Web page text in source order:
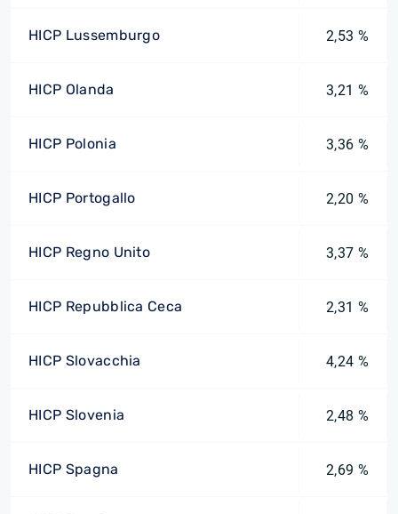
HICP Lussemburgo 2,53 %
HICP Olanda 3,21 %
HICP Polonia 3,36 %
HICP Portogallo 2,20 %
HICP Regno Unito 3,37 %
HICP Repubblica Ceca 2,31 %
HICP Slovacchia 4,24 %
HICP Slovenia 2,48 %
HICP Spagna 2,69 %